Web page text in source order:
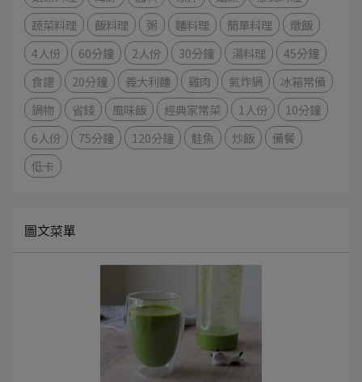
蔬菜料理
飯料理 粥 麵料理 簡單料理
燉飯
4人份
60分鐘 2人份 30分鐘 湯料理
45分鐘
食譜
20分鐘 義大利麵 雞肉 氣炸鍋
冰箱常備
鍋物
省錢 風味飯 經典家常菜 1人份
10分鐘
6人份
75分鐘 120分鐘 鮭魚 炒飯
備餐
低卡
圖文菜單